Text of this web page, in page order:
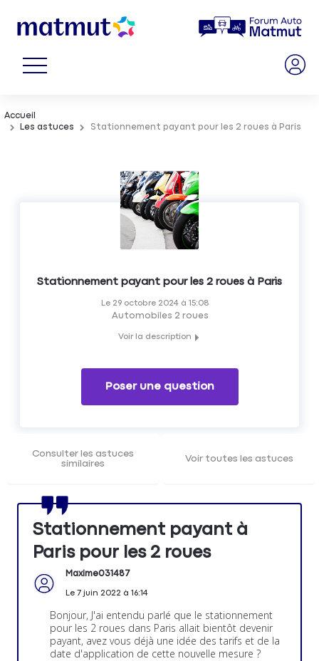
Accueil
Les astuces
Stationnement payant pour les 2 roues à Paris
Stationnement payant pour les 2 roues à Paris
Le 29 octobre 2024 à 15:08
Automobiles 2 roues
Voir la description
Poser une question
Consulter les astuces
similaires
Voir toutes les astuces
Stationnement payant à
Paris pour les 2 roues
Maxime031487
Le 7 juin 2022à 16:14
Bonjour, J'ai entendu parlé que le stationnement
pour les 2 roues dans Paris allait bientôt devenir
payant, avez vous déjà une idée des tarifs et de la
date d'application de cette nouvelle mesure ?